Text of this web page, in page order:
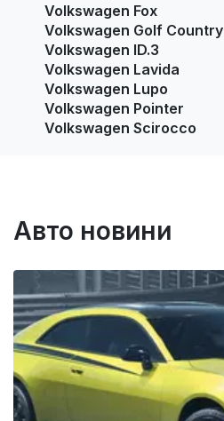
Volkswagen Fox
Volkswagen Golf Country
Volkswagen ID.3
Volkswagen Lavida
Volkswagen Lupo
Volkswagen Pointer
Volkswagen Scirocco
Авто новини